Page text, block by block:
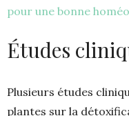
pour une bonne
Études
Plusieurs études
plantes sur la